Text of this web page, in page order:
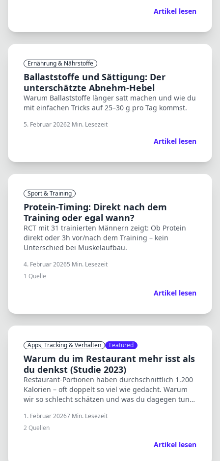
Artikel lesen
Ernährung & Nährstoffe
Ballaststoffe und Sättigung: Der
unterschätzte Abnehm-Hebel
Warum Ballaststoffe länger satt machen und wie du
mit einfachen Tricks auf 25–30 g pro Tag kommst.
5. Februar 20262 Min. Lesezeit
Artikel lesen
Sport & Training
Protein-Timing: Direkt nach dem
Training oder egal wann?
RCT mit 31 trainierten Männern zeigt: Ob Protein
direkt oder 3h vor/nach dem Training – kein
Unterschied bei Muskelaufbau.
4. Februar 20265 Min. Lesezeit
1 Quelle
Artikel lesen
Apps, Tracking & Verhalten Featured
Warum du im Restaurant mehr isst als
du denkst (Studie 2023)
Restaurant-Portionen haben durchschnittlich 1.200
Kalorien – oft doppelt so viel wie gedacht. Warum
wir so schlecht schätzen und was du dagegen tun
1. Februar 20267 Min. Lesezeit
2Quellen
Artikel lesen